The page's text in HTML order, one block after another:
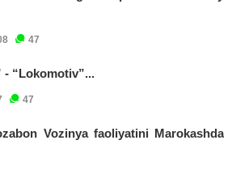
47
- “Lokomotiv”...
47
Vozinya faoliyatini Marokashda